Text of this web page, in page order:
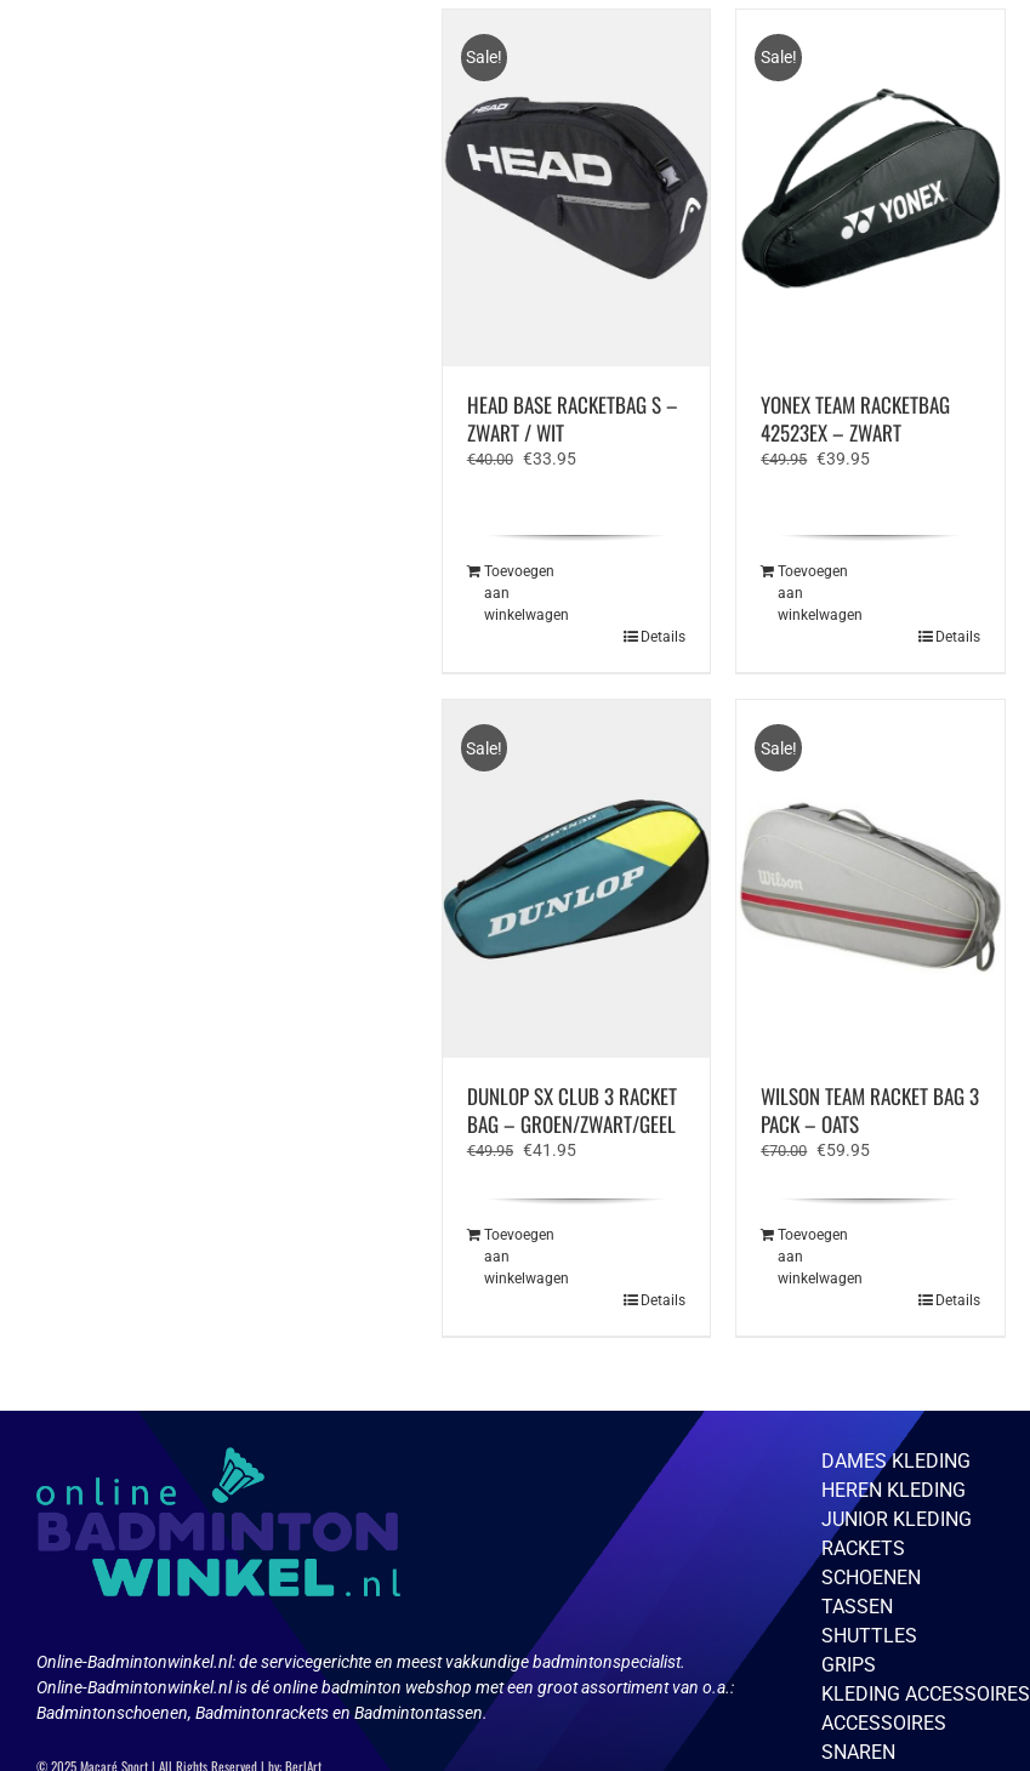
Sale!
HEAD BASE RACKETBAG S –
ZWART / WIT
€40.00 Oorspronkelijke
€40.00.
€33.95Huidige
€33.95.
Toevoegen
aan
winkelwagen
Details
Sale!
YONEX TEAM RACKETBAG
42523EX – ZWART
€49.95 Oorspronkelijke
€49.95.
€39.95Huidige
€39.95.
Toevoegen
aan
winkelwagen
Details
Sale!
DUNLOP SX CLUB 3 RACKET
BAG – GROEN/ZWART/GEEL
€49.95 Oorspronkelijke
was:
€41.95Huidige
is:
Toevoegen
aan
winkelwagen
Details
Sale!
WILSON TEAM RACKET BAG 3
PACK – OATS
€70.00 Oorspronkelijke
was:
€59.95Huidige
is:
Toevoegen
aan
winkelwagen
Details
Online-Badmintonwinkel.nl:de servicegerichte en meest vakkundige badmintonspecialist.
Online-Badmintonwinkel.nl is dé online badminton webshop met een groot assortiment van o.a.:
Badmintonschoenen, Badmintonrackets en Badmintontassen.
© 2025 Macaré Sport | All Rights Reserved | by:Ber|Art
DAMES KLEDING
HEREN KLEDING
JUNIOR KLEDING
RACKETS
SCHOENEN
TASSEN
SHUTTLES
GRIPS
KLEDING ACCESSOIRES
ACCESSOIRES
SNAREN